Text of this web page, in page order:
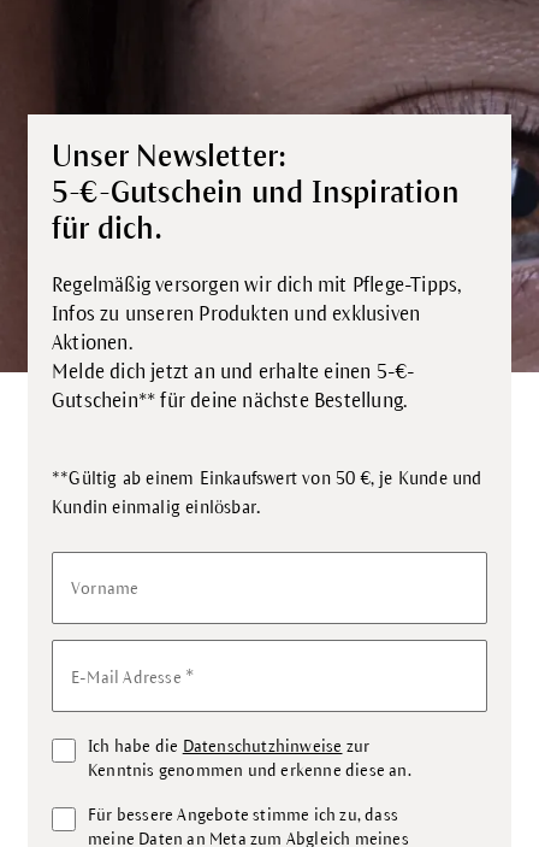
Unser Newsletter:
5-€-Gutschein und Inspiration
für dich.
Regelmäßig versorgen wir dich mit Pflege-Tipps,
Infos zu unseren Produkten und exklusiven
Aktionen.
Melde dich jetzt an und erhalte einen 5-€-
Gutschein** für deine nächste Bestellung.
**Gültig ab einem Einkaufswert von 50 €, je Kunde und
Kundin einmalig einlösbar.
Vorname
E-Mail Adresse *
Ich habe die Datenschutzhinweise zur
Kenntnis genommen und erkenne diese an.
Für bessere Angebote stimme ich zu, dass
meine Daten an Meta zum Abgleich meines